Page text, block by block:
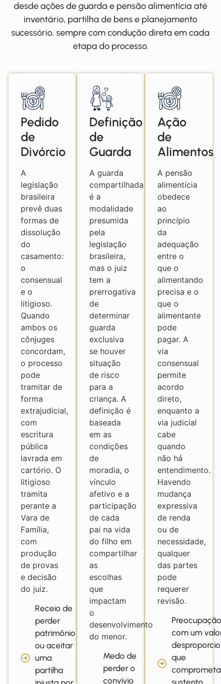
desde ações de guarda e pensão alimentícia até
inventário, partilha de bens e planejamento
sucessório, sempre com condução direta em cada
etapa do processo.
Pedido
de
Divórcio
A
legislação
brasileira
prevê duas
formas de
dissolução
do
casamento:
o
consensual
e o
litigioso.
Quando
ambos os
cônjuges
concordam,
o processo
pode
tramitar de
forma
extrajudicial,
com
escritura
pública
lavrada em
cartório. O
litigioso
tramita
perante a
Vara de
Família,
com
produção
de provas
e decisão
do juiz.
Receio de
perder
patrimônio
ou aceitar
uma
partilha
Definição
de
Guarda
A guarda
compartilhada
é a
modalidade
presumida
pela
legislação
brasileira,
mas o juiz
tem a
prerrogativa
de
determinar
guarda
exclusiva
se houver
situação
de risco
para a
criança. A
definição é
baseada
em as
condições
de
moradia, o
vínculo
afetivo e a
participação
de cada
pai na vida
do filho em
compartilhar
as
escolhas
que
impactam
o
desenvolvimento
do menor.
Medo de
perder o
convívio
Ação
de
Alimentos
A pensão
alimentícia
obedece
ao
princípio
da
adequação
entre o
que o
alimentando
precisa e o
que o
alimentante
pode
pagar. A
via
consensual
permite
acordo
direto,
enquanto a
via judicial
cabe
quando
não há
entendimento.
Havendo
mudança
expressiva
de renda
ou de
necessidade,
qualquer
das partes
pode
requerer
revisão.
com um
que
sustento